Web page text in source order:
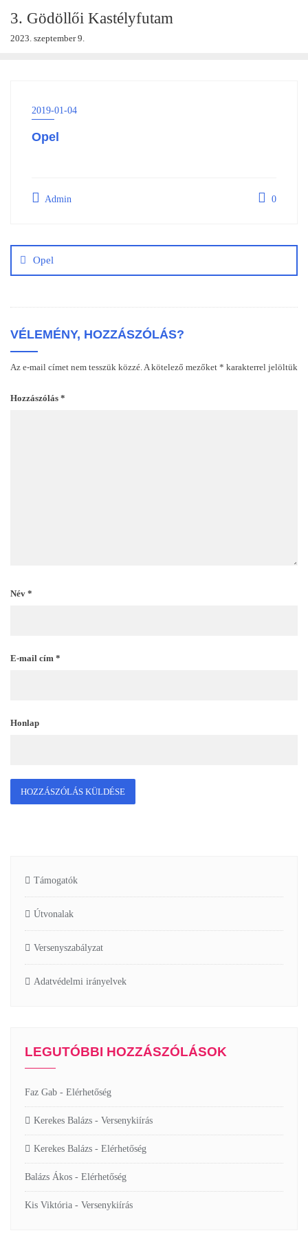
content
3. Gödöllői Kastélyfutam
2023. szeptember 9.
2019-01-04
Opel
Admin 0
navigáció
Opel
VÉLEMÉNY, HOZZÁSZÓLÁS?
Az e-mail címet nem tesszük közzé.A kötelező mezőket * karakterrel jelöltük
Hozzászólás *
Név *
E-mail cím *
Honlap
Támogatók
Útvonalak
Versenyszabályzat
Adatvédelmi irányelvek
LEGUTÓBBI HOZZÁSZÓLÁSOK
Faz Gab - Elérhetőség
Kerekes Balázs - Versenykiírás
Kerekes Balázs - Elérhetőség
Balázs Ákos - Elérhetőség
Kis Viktória - Versenykiírás